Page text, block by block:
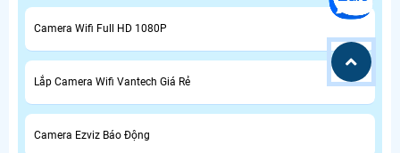
Camera Wifi Full HD 1080P
Lắp Camera Wifi Vantech Giá Rẻ
Camera Ezviz Báo Động